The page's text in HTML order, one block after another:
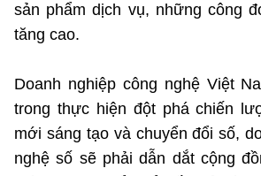
sản phẩm dịch vụ, những công
tăng cao.
Doanh nghiệp công nghệ Việt
trong thực hiện đột phá chiến
mới sáng tạo và chuyển đổi số,
nghệ số sẽ phải dẫn dắt cộng